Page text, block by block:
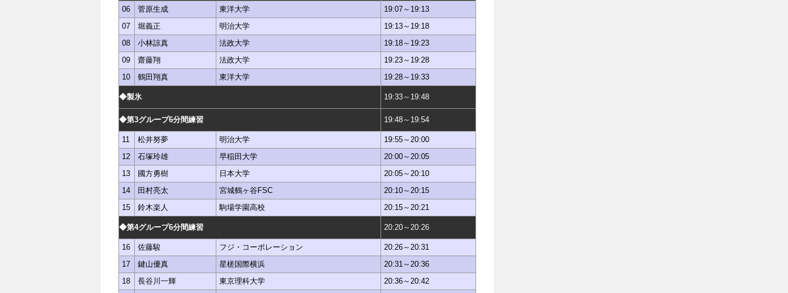
06 菅原生成 東洋大学
19:07～19:13
07
堀義正 明治大学
19:13～19:18
08
小林諒真 法政大学
19:18～19:23
09
齋藤翔 法政大学
19:23～19:28
10
鶴田翔真 東洋大学 19:28～19:33
◆製氷 19:33～19:48
◆第3グループ6分間練習 19:48～19:54
11 松井努夢 明治大学
19:55～20:00
12
石塚玲雄 早稲田大学
20:00～20:05
13
國方勇樹 日本大学
20:05～20:10
14
田村亮太 宮城鶴ヶ谷FSC
20:10～20:15
15
鈴木楽人 駒場学園高校 20:15～20:21
◆第4グループ6分間練習 20:20～20:26
16 佐藤駿 フジ・コーポレーション
20:26～20:31
17
鍵山優真 星槎国際横浜
20:31～20:36
18
長谷川一輝 東京理科大学
20:36～20:42